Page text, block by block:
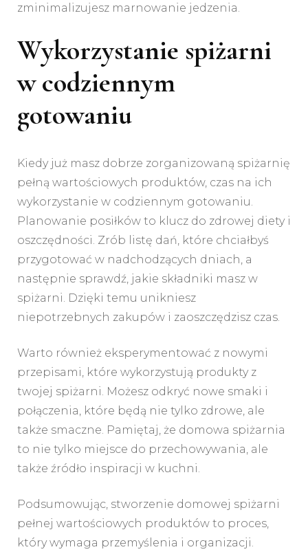
zminimalizujesz marnowanie jedzenia.
Wykorzystanie spiżarni
w codziennym
gotowaniu
Kiedy już masz dobrze zorganizowaną spiżarnię
pełną wartościowych produktów, czas na ich
wykorzystanie w codziennym gotowaniu.
Planowanie posiłków to klucz do zdrowej diety i
oszczędności. Zrób listę dań, które chciałbyś
przygotować w nadchodzących dniach, a
następnie sprawdź, jakie składniki masz w
spiżarni. Dzięki temu unikniesz
niepotrzebnych zakupów i zaoszczędzisz czas.
Warto również eksperymentować z nowymi
przepisami, które wykorzystują produkty z
twojej spiżarni. Możesz odkryć nowe smaki i
połączenia, które będą nie tylko zdrowe, ale
także smaczne. Pamiętaj, że domowa spiżarnia
to nie tylko miejsce do przechowywania, ale
także źródło inspiracji w kuchni.
Podsumowując, stworzenie domowej spiżarni
pełnej wartościowych produktów to proces,
który wymaga przemyślenia i organizacji.